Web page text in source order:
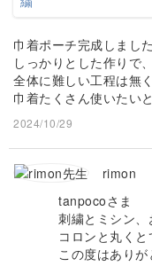
巾着ポーチ完成しまし
しっかりとした作りで
全体に難しい工程は無
巾着たくさん使いたい
2024/10/29
rimon
tanpocoさま
刺繍とミシン
コロンと丸く
この度はあり